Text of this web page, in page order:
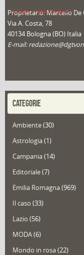
Video in primo piano
Proprietario: Marcello De
Via A. Costa, 78
40134 Bologna (BO) Italia
E-mail:
CATEGORIE
Ambiente(30)
Astrologia(1)
Campania(14)
Editoriale(7)
Emilia Romagna(969)
Il caso (33)
Lazio (56)
MODA(6)
Mondo in rosa(22)